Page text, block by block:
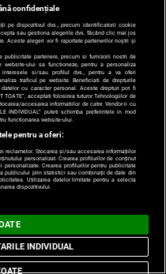
21-10-2008 | 00:00
Alte 20 de
persoane sunt
ranite, in urma
unei revolte care
o inchisoare.
Victimele ar fi
murit ...
›
confidențiale
pe dispozitivul dvs., precum identificatorii cookie
sau gestiona alegerile dvs. făcând clic mai jos
Aceste alegeri vor fi raportate partenerilor noștri și
partenere, precum si furnizorii nostri de
ului sa functioneze, pentru a personaliza
si/sau profilul dvs., pentru a va oferi
traficul pe website. Beneficiati de drepturile
cu caracter personal. Aceste drepturi pot fi
TOATE”, acceptati folosirea tuturor Tehnologiilor de
accesarea informatiilor de catre Vendor-ii cu
INDIVIDUAL” puteti schimba preferintele in mod
functionarea website-ului.
pentru a oferi:
reclamelor. Stocarea și/sau accesarea informațiilor
personalizat. Crearea profilurilor de conținut
Crearea profilurilor pentru publicitate
publicului prin statistici sau combinații de date din
Utilizarea datelor limitate pentru a selecta
dispozitivului.
INDIVIDUAL